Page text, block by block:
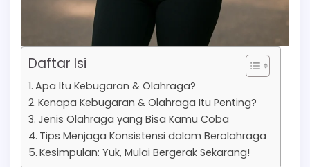
Daftar Isi
Apa Itu Kebugaran & Olahraga?
Kenapa Kebugaran & Olahraga Itu Penting?
Jenis Olahraga yang Bisa Kamu Coba
Tips Menjaga Konsistensi dalam Berolahraga
Kesimpulan: Yuk, Mulai Bergerak Sekarang!